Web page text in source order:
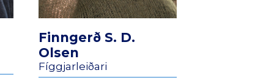
Finngerð S. D.
Olsen
Fíggjarleiðari